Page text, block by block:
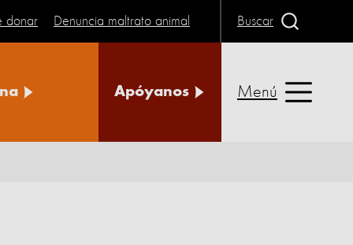
donar Denuncia maltrato animal Buscar
Apóyanos Menú